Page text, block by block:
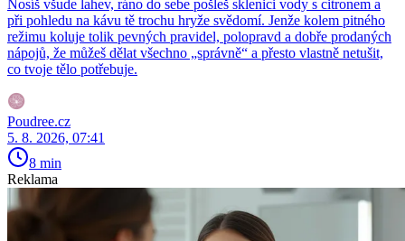
Nosíš všude lahev, ráno do sebe pošleš sklenici vody s citronem a
při pohledu na kávu tě trochu hryže svědomí. Jenže kolem pitného
režimu koluje tolik pevných pravidel, polopravd a dobře prodaných
nápojů, že můžeš dělat všechno „správně“ a přesto vlastně netušit,
co tvoje tělo potřebuje.
Poudree.cz
5. 8. 2026, 07:41
8 min
Reklama